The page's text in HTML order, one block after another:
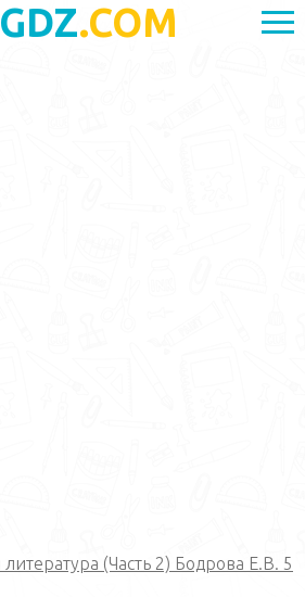
GDZ.COM
литература (Часть 2) Бодрова Е.В. 5